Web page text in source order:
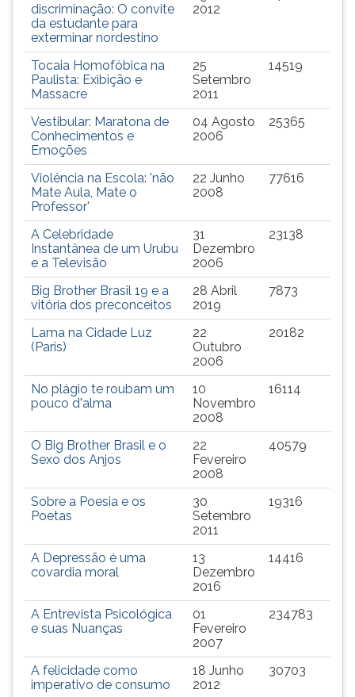
Pressione
instrução
novamente.
discriminação: O convite
da estudante para
exterminar nordestino
2012
Tocaia Homofóbica na
Paulista: Exibição e
Massacre
25
Setembro
2011
14519
Vestibular: Maratona de
Conhecimentos e
Emoções
04 Agosto
2006
25365
Violência na Escola: 'não
Mate Aula, Mate o
Professor'
22 Junho
2008
77616
A Celebridade
Instantânea de um Urubu
e a Televisão
31
Dezembro
2006
23138
Big Brother Brasil 19 e a
vitória dos preconceitos
28 Abril
2019
7873
Lama na Cidade Luz
(Paris)
22
Outubro
2006
20182
No plágio te roubam um
pouco d'alma
10
Novembro
2008
16114
O Big Brother Brasil e o
Sexo dos Anjos
22
Fevereiro
2008
40579
Sobre a Poesia e os
Poetas
30
Setembro
2011
19316
A Depressão é uma
covardia moral
13
Dezembro
2016
14416
A Entrevista Psicológica
e suas Nuanças
01
Fevereiro
2007
234783
A felicidade como
imperativo de consumo
18 Junho
2012
30703